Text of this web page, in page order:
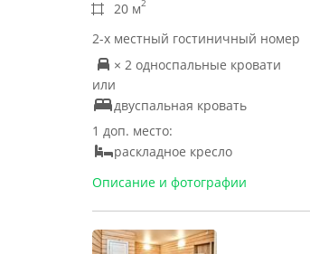
20 м2
2-х местный гостиничный номер
× 2 односпальные кровати
или
двуспальная кровать
1 доп. место:
раскладное кресло
Описание и фотографии